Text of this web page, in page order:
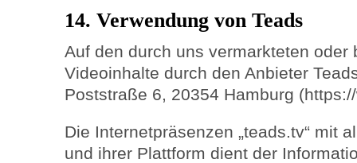
14. Verwendung von Teads
Auf den durch uns vermarkteten oder
Videoinhalte durch den Anbieter
Poststraße 6, 20354 Hamburg
Die Internetpräsenzen „teads.tv“ mit
und ihrer Plattform dient der